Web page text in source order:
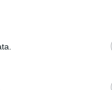
a menedékhelyeken
a szabad ég alatt